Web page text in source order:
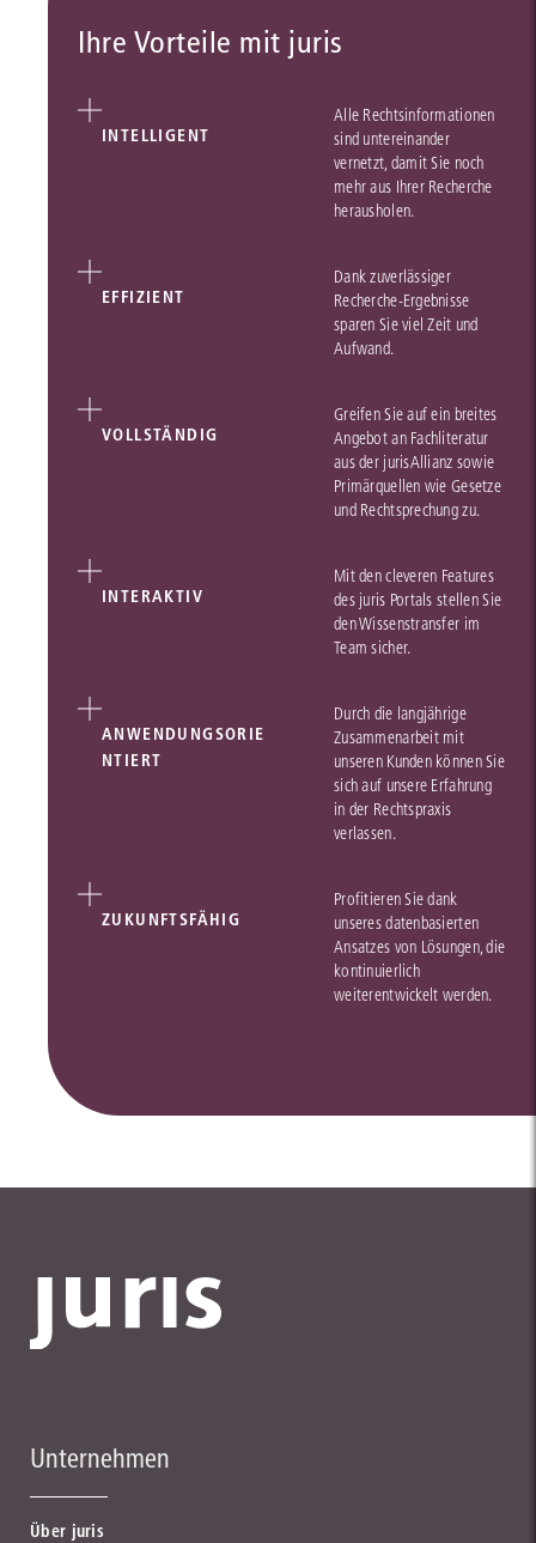
Ihre Vorteile mit juris
INTELLIGENT
Alle Rechtsinformationen
sind untereinander
vernetzt, damit Sie noch
mehr aus Ihrer Recherche
herausholen.
EFFIZIENT
Dank zuverlässiger
Recherche-Ergebnisse
sparen Sie viel Zeit und
Aufwand.
VOLLSTÄNDIG
Greifen Sie auf ein breites
Angebot an Fachliteratur
aus der jurisAllianz sowie
Primärquellen wie Gesetze
und Rechtsprechung zu.
INTERAKTIV
Mit den cleveren Features
des juris Portals stellen Sie
den Wissenstransfer im
Team sicher.
ANWENDUNGSORIE
NTIERT
Durch die langjährige
Zusammenarbeit mit
unseren Kunden können Sie
sich auf unsere Erfahrung
in der Rechtspraxis
verlassen.
ZUKUNFTSFÄHIG
Profitieren Sie dank
unseres datenbasierten
Ansatzes von Lösungen, die
kontinuierlich
weiterentwickelt werden.
Unternehmen
Über juris